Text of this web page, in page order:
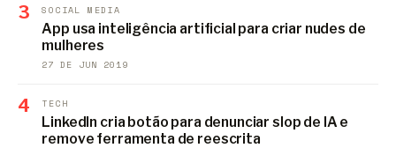
3 SOCIAL MEDIA
App usa inteligência artificial para criar nudes de
mulheres
27 DE JUN 2019
4 TECH
LinkedIn cria botão para denunciar slop de IA e
remove ferramenta de reescrita